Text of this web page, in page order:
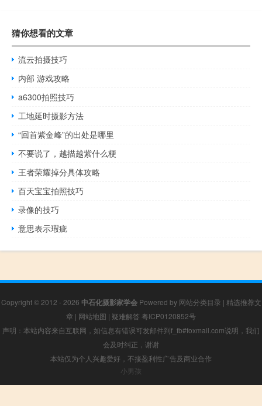
猜你想看的文章
流云拍摄技巧
内部 游戏攻略
a6300拍照技巧
工地延时摄影方法
“回首紫金峰”的出处是哪里
不要说了，越描越紫什么梗
王者荣耀掉分具体攻略
百天宝宝拍照技巧
录像的技巧
意思表示瑕疵
Copyright © 2012 - 2026 中石化摄影家学会Powered by 网站分类目录 | 精选推荐文
章 | 网站地图 | 疑难解答 粤ICP0120852号
声明：本站内容来自互联网，如信息有错误可发邮件到f_fb#foxmail.com说明，我们
会及时纠正，谢谢
本站仅为个人兴趣爱好，不接盈利性广告及商业合作
小男孩